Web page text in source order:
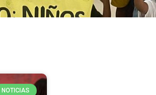
NOTICIAS